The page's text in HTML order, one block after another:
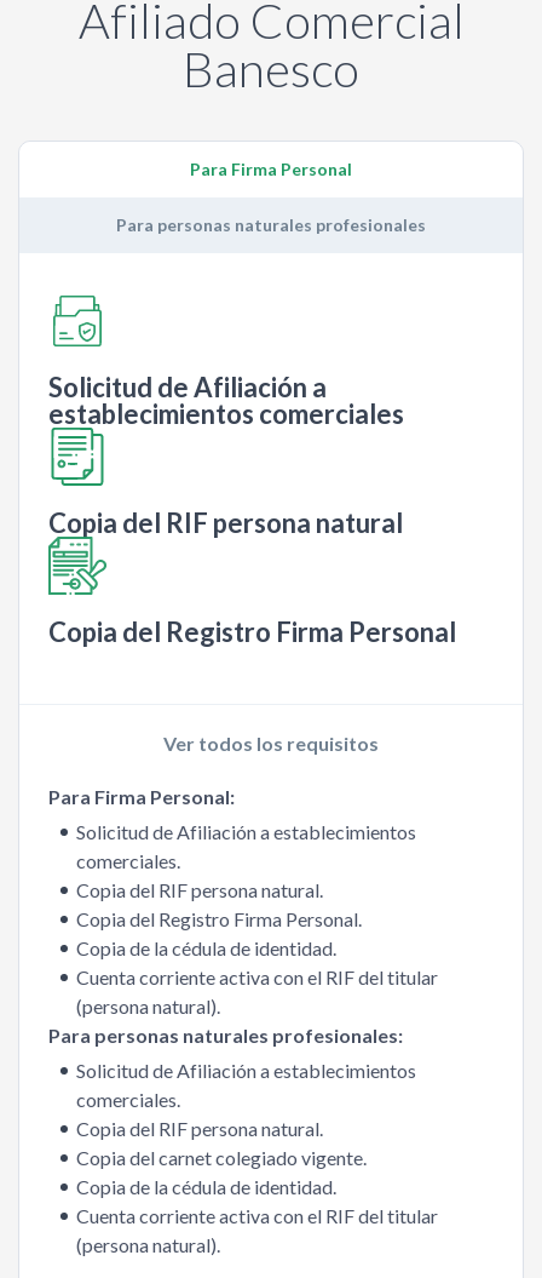
Afiliado Comercial
Banesco
Para Firma Personal
Para personas naturales profesionales
Solicitud de Afiliación a
establecimientos comerciales
Copia del RIF persona natural
Copia del Registro Firma Personal
Ver todos los requisitos
Para Firma Personal:
Solicitud de Afiliación a establecimientos
comerciales.
Copia del RIF persona natural.
Copia del Registro Firma Personal.
Copia de la cédula de identidad.
Cuenta corriente activa con el RIF del titular
(persona natural).
Para personas naturales profesionales:
Solicitud de Afiliación a establecimientos
comerciales.
Copia del RIF persona natural.
Copia del carnet colegiado vigente.
Copia de la cédula de identidad.
Cuenta corriente activa con el RIF del titular
(persona natural).